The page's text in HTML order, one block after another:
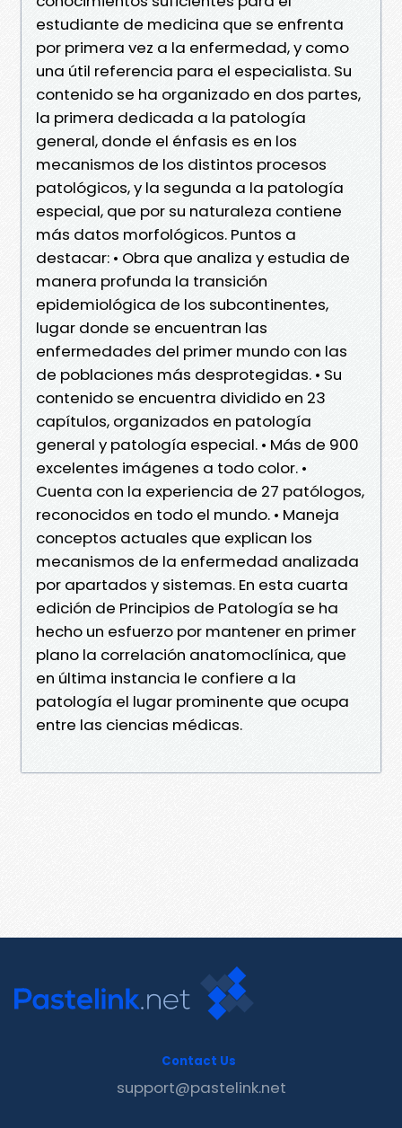
estudiante de medicina que se enfrenta
por primera vez a la enfermedad, y como
una útil referencia para el especialista. Su
contenido se ha organizado en dos partes,
la primera dedicada a la patología
general, donde el énfasis es en los
mecanismos de los distintos procesos
patológicos, y la segunda a la patología
especial, que por su naturaleza contiene
más datos morfológicos. Puntos a
destacar: • Obra que analiza y estudia de
manera profunda la transición
epidemiológica de los subcontinentes,
lugar donde se encuentran las
enfermedades del primer mundo con las
de poblaciones más desprotegidas. • Su
contenido se encuentra dividido en 23
capítulos, organizados en patología
general y patología especial. • Más de 900
excelentes imágenes a todo color. •
Cuenta con la experiencia de 27 patólogos,
reconocidos en todo el mundo. • Maneja
conceptos actuales que explican los
mecanismos de la enfermedad analizada
por apartados y sistemas. En esta cuarta
edición de Principios de Patología se ha
hecho un esfuerzo por mantener en primer
plano la correlación anatomoclínica, que
en última instancia le confiere a la
patología el lugar prominente que ocupa
entre las ciencias médicas.
Contact Us
support@pastelink.net